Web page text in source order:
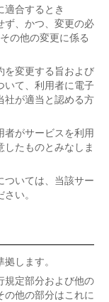
適合するとき
ず、かつ、変更の必
の他の変更に係る
を変更する旨および
いて、利用者に電子
社が適当と認める方
者がサービスを利用
したものとみなしま
ついては、当該サー
い。
します。
規定部分および他の
の他の部分はこれに